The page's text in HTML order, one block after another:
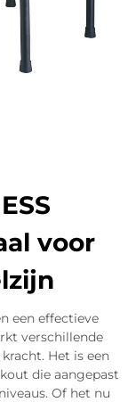
voor
een effectieve
verschillende
Het is een
die aangepast
Of het nu